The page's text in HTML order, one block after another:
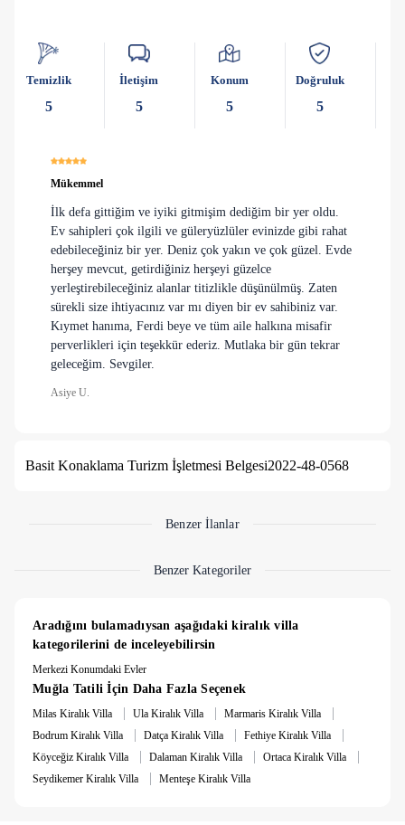
Huzurlu Ortam: Mazıköy'ün sakin ve huzurlu atmosferinde,
şehrin gürültüsünden uzaklaşarak dinlenmek isteyenler için
mükemmel bir seçenek. Burada doğanın seslerini dinleyerek ve
deniz manzarasının tadını çıkararak stresten uzaklaşabilirsiniz.
Temizlik
5
İletişim
5
Konum
5
Doğruluk
5
Mükemmel
İlk defa gittiğim ve iyiki gitmişim dediğim bir yer oldu.
Ev sahipleri çok ilgili ve güleryüzlüler evinizde gibi rahat
edebileceğiniz bir yer. Deniz çok yakın ve çok güzel. Evde
herşey mevcut, getirdiğiniz herşeyi güzelce
yerleştirebileceğiniz alanlar titizlikle düşünülmüş. Zaten
sürekli size ihtiyacınız var mı diyen bir ev sahibiniz var.
Kıymet hanıma, Ferdi beye ve tüm aile halkına misafir
perverlikleri için teşekkür ederiz. Mutlaka bir gün tekrar
geleceğim. Sevgiler.
Asiye U.
Basit Konaklama Turizm İşletmesi Belgesi2022-48-0568
Benzer İlanlar
Benzer Kategoriler
Aradığını bulamadıysan aşağıdaki kiralık villa
kategorilerini de inceleyebilirsin
Merkezi Konumdaki Evler
Muğla Tatili İçin Daha Fazla Seçenek
Milas Kiralık Villa | Ula Kiralık Villa | Marmaris Kiralık Villa |
Bodrum Kiralık Villa | Datça Kiralık Villa | Fethiye Kiralık Villa |
Köyceğiz Kiralık Villa | Dalaman Kiralık Villa | Ortaca Kiralık Villa |
Seydikemer Kiralık Villa | Menteşe Kiralık Villa